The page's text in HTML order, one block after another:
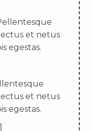
et netus
egestas.
et netus
egestas.